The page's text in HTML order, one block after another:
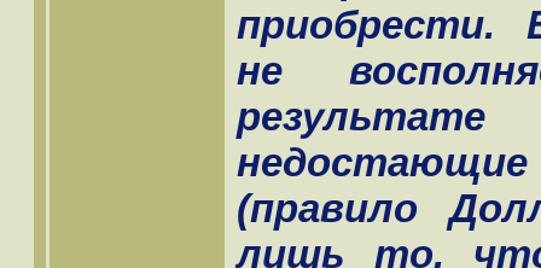
приобрести.
не
(правило
лишь то,